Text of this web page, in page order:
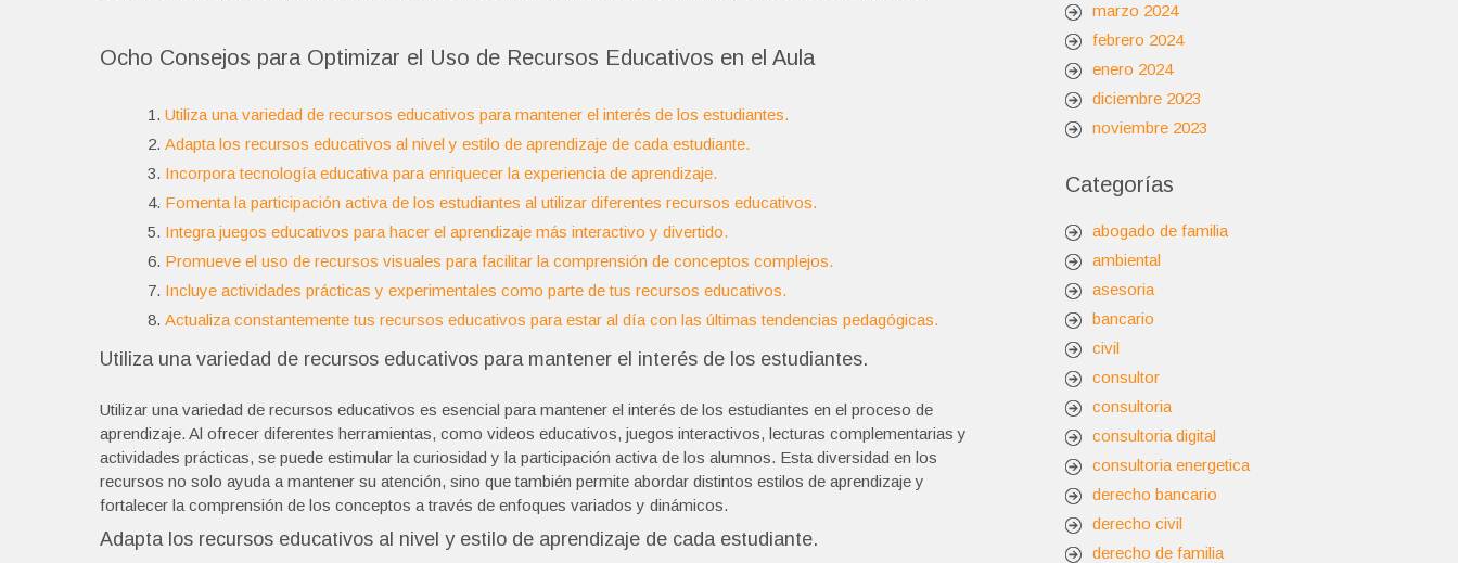
Ocho Consejos para Optimizar el Uso de Recursos Educativos en el Aula
Utiliza una variedad de recursos educativos para mantener el interés de los estudiantes.
Adapta los recursos educativos al nivel y estilo de aprendizaje de cada estudiante.
Incorpora tecnología educativa para enriquecer la experiencia de aprendizaje.
Fomenta la participación activa de los estudiantes al utilizar diferentes recursos educativos.
Integra juegos educativos para hacer el aprendizaje más interactivo y divertido.
Promueve el uso de recursos visuales para facilitar la comprensión de conceptos complejos.
Incluye actividades prácticas y experimentales como parte de tus recursos educativos.
Actualiza constantemente tus recursos educativos para estar al día con las últimas tendencias pedagógicas.
Utiliza una variedad de recursos educativos para mantener el interés de los estudiantes.
Utilizar una variedad de recursos educativos es esencial para mantener el interés de los estudiantes en el proceso de
aprendizaje. Al ofrecer diferentes herramientas, como videos educativos, juegos interactivos, lecturas complementarias y
actividades prácticas, se puede estimular la curiosidad y la participación activa de los alumnos. Esta diversidad en los
recursos no solo ayuda a mantener su atención, sino que también permite abordar distintos estilos de aprendizaje y
fortalecer la comprensión de los conceptos a través de enfoques variados y dinámicos.
Adapta los recursos educativos al nivel y estilo de aprendizaje de cada estudiante.
marzo 2024
febrero 2024
enero 2024
diciembre 2023
noviembre 2023
Categorías
abogado de familia
ambiental
asesoria
bancario
civil
consultor
consultoria
consultoria digital
consultoria energetica
derecho bancario
derecho civil
derecho de familia